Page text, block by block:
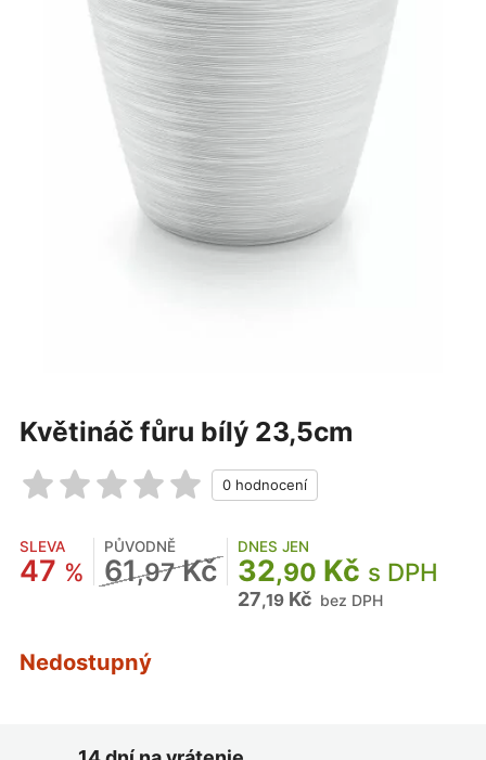
Květináč fůru bílý 23,5cm
SLEVA
47 %
PŮVODNĚ
61,97Kč
DNES JEN
32,90 Kč s DPH
27,19Kč bez DPH
Nedostupný